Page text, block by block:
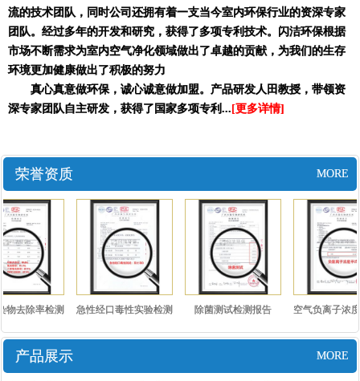
流的技术团队，同时公司还拥有着一支当今室内环保行业的资深专家
团队。经过多年的开发和研究，获得了多项专利技术。闪洁环保根据
市场不断需求为室内空气净化领域做出了卓越的贡献，为我们的生存
环境更加健康做出了积极的努力
真心真意做环保，诚心诚意做加盟。产品研发人田教授，带领资
深专家团队自主研发，获得了国家多项专利... [更多详情]
荣誉资质 MORE
去除率检测
报告..
急性经口毒性实验检测
报告..
除菌测试检测报告 空气负离子浓
测报..
产品展示 MORE